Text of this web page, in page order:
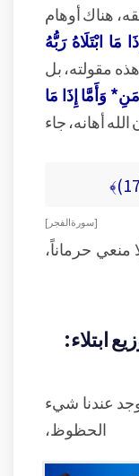
هناك أوهام
مَا ابْتَلَاهُ رَبُّهُ
مقولته، بل
وَأَمَّا إِذَا مَا
أهانه، جاء
[ سورة الفجر ]
منعي حرماناً،
ابتلاء:
عندنا شيء